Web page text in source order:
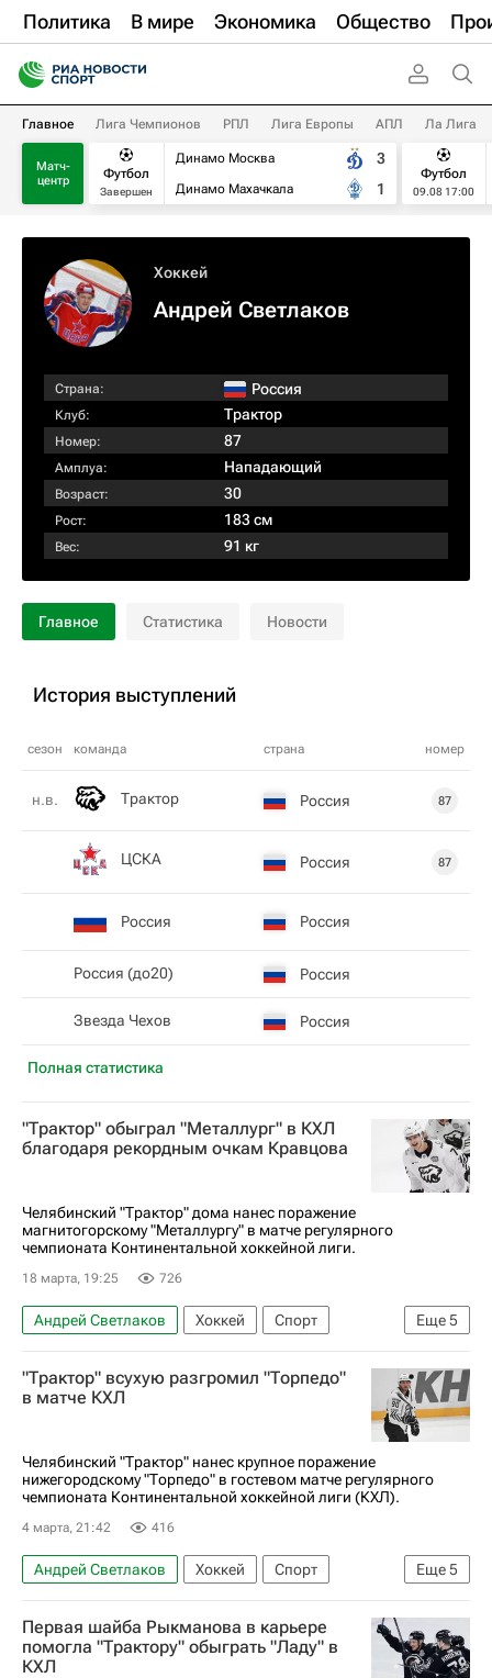
Политика В мире Экономика Общество
Главное Лига Чемпионов РПЛ Лига Европы АПЛ Ла Лига
Матч-
центр
Футбол
Завершен
Динамо Москва
Динамо Махачкала
3
1
Футбол
09.08 17:00
Хоккей
Андрей Светлаков
Страна: Россия
Клуб: Трактор
Номер: 87
Амплуа: Нападающий
Возраст: 30
Рост: 183 см
Вес: 91 кг
Главное Статистика Новости
История выступлений
сезон команда страна номер
Полная статистика
н.в. Трактор Россия 87
ЦСКА Россия 87
Россия Россия
Россия (до20) Россия
Звезда Чехов Россия
"Трактор" обыграл "Металлург" в КХЛ
благодаря рекордным очкам Кравцова
Челябинский "Трактор" дома нанес поражение
магнитогорскому "Металлургу" в матче регулярного
чемпионата Континентальной хоккейной лиги.
18 марта, 19:25 726
Еще5
Андрей Светлаков Хоккей
Спорт
Владимир Ткачев (1993)
Василий Глотов
Металлург (Магнитогорск)
Трактор
"Трактор" всухую разгромил "Торпедо"
в матче КХЛ
Челябинский "Трактор" нанес крупное поражение
нижегородскому "Торпедо" в гостевом матче регулярного
чемпионата Континентальной хоккейной лиги (КХЛ).
4 марта, 21:42 416
Еще5
Андрей Светлаков Хоккей
Спорт
Александр Кадейкин
Сергей Телегин
Трактор
Торпедо КХЛ 2025-2026
Первая шайба Рыкманова в карьере
помогла "Трактору" обыграть "Ладу" в
КХЛ